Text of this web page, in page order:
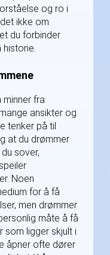
og ro i
ikke om
du forbinder
historie.
minner fra
ansikter og
tenker på til
at du drømmer
sover,
Noen
for å få
men drømmer
måte å få
som ligger skjult i
åpner ofte dører